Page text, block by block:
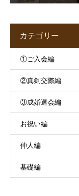
カテゴリー
①ご入会編
②真剣交際編
③成婚退会編
お祝い編
仲人編
基礎編